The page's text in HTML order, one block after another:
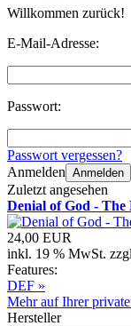
Willkommen zurück!
E-Mail-Adresse:
Passwort:
Passwort vergessen?
Anmelden Anmelden
Zuletzt angesehen
Denial of God -
24,00 EUR
inkl. 19 % MwSt.
Features:
DEF »
Mehr auf Ihrer
Hersteller